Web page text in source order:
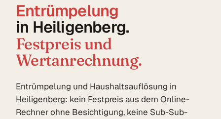
Entrümpelung
in Heiligenberg.
Festpreis und
Wertanrechnung.
Entrümpelung und Haushaltsauflösung in
Heiligenberg: kein Festpreis aus dem Online-
Rechner ohne Besichtigung, keine Sub-Sub-